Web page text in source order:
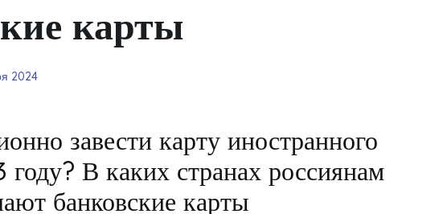
карты
2024
завести карту иностранного
году? В каких странах россиянам
банковские карты